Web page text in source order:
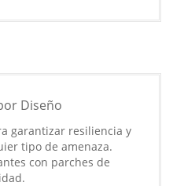
Diseño
garantizar resiliencia y
tipo de amenaza.
con parches de